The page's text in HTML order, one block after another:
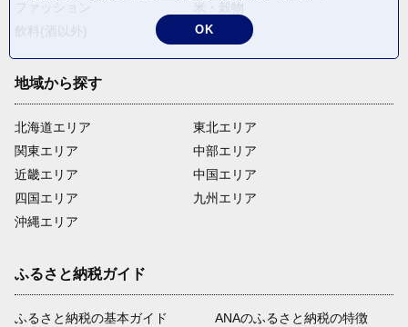
返礼品なし
地域から探す
北海道エリア
関東エリア
近畿エリア
四国エリア
沖縄エリア
東北エリア
中部エリア
中国エリア
九州エリア
ふるさと納税ガイド
ふるさと納税の基本ガイド
ANAのふるさと納税の特徴
OK